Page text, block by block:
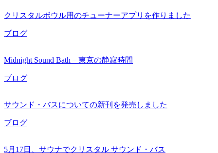
クリスタルボウル用のチューナーアプリを作りました
ブログ
Midnight Sound Bath – 東京の静寂時間
ブログ
サウンド・バスについての新刊を発売しました
ブログ
5月17日、サウナでクリスタル サウンド・バス